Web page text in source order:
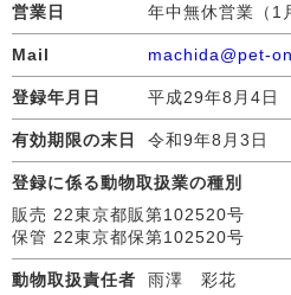
営業日 年中無休営業（1
Mail machida@pet-
登録年月日 平成29年8月4日
有効期限の末日 令和9年8月3日
登録に係る動物取扱業の種別
販売 22東京都販第102520号
保管 22東京都保第102520号
動物取扱責任者 雨澤 彩花